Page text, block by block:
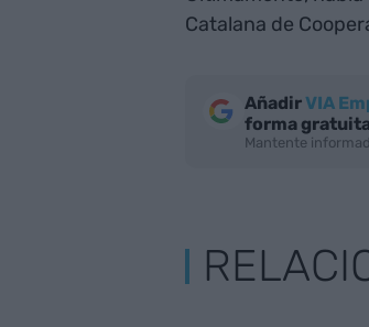
Catalana de
AñadirVIA
forma
Mantente